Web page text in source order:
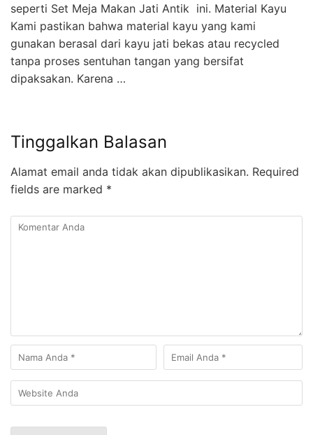
seperti Set Meja Makan Jati Antik ini. Material Kayu
Kami pastikan bahwa material kayu yang kami
gunakan berasal dari kayu jati bekas atau recycled
tanpa proses sentuhan tangan yang bersifat
dipaksakan. Karena …
Tinggalkan Balasan
Alamat email anda tidak akan dipublikasikan. Required
fields are marked *